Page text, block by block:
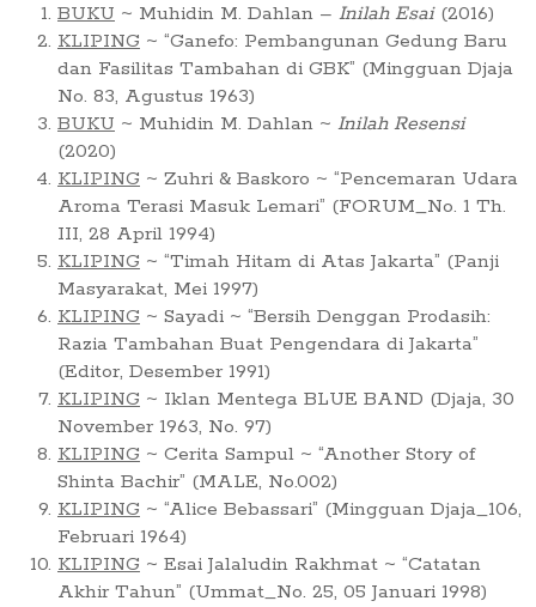
BUKU ~ Muhidin M. Dahlan – Inilah Esai(2016)
KLIPING ~ “Ganefo: Pembangunan Gedung Baru
dan Fasilitas Tambahan di GBK” (Mingguan Djaja
No. 83, Agustus 1963)
BUKU ~ Muhidin M. Dahlan ~ Inilah Resensi
(2020)
KLIPING ~ Zuhri & Baskoro ~ “Pencemaran Udara
Aroma Terasi Masuk Lemari” (FORUM_No. 1 Th.
III, 28 April 1994)
KLIPING ~ “Timah Hitam di Atas Jakarta” (Panji
Masyarakat, Mei 1997)
KLIPING ~ Sayadi ~ “Bersih Denggan Prodasih:
Razia Tambahan Buat Pengendara di Jakarta”
(Editor, Desember 1991)
KLIPING ~ Iklan Mentega BLUE BAND (Djaja, 30
November 1963, No. 97)
KLIPING ~ Cerita Sampul ~ “Another Story of
Shinta Bachir” (MALE, No.002)
KLIPING ~ “Alice Bebassari” (Mingguan Djaja_106,
Februari 1964)
KLIPING ~ Esai Jalaludin Rakhmat ~ “Catatan
Akhir Tahun” (Ummat_No. 25, 05 Januari 1998)